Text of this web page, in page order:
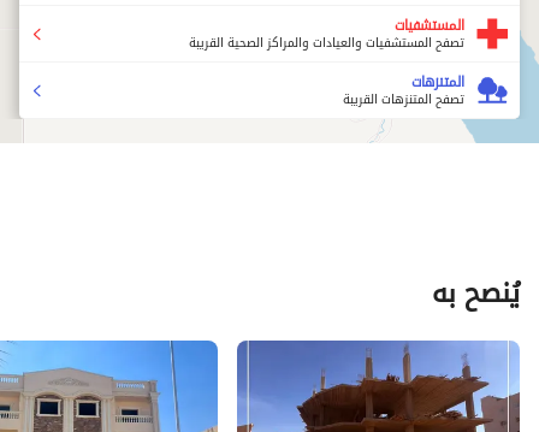
المستشفيات
تصفح المستشفيات والعيادات والمراكز الصحية القريبة
المتنزهات
تصفح المتنزهات القريبة
يُنصح به